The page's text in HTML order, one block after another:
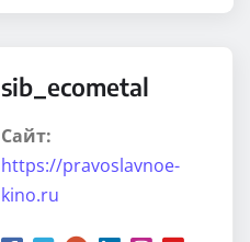
sib_ecometal
Сайт:
https://pravoslavnoe-
kino.ru